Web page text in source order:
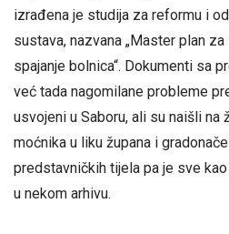
izrađena je studija za reformu i
sustava, nazvana „Master plan
spajanje bolnica“. Dokumenti sa
već tada nagomilane probleme
usvojeni u Saboru, ali su naišli
moćnika u liku župana i
predstavničkih tijela pa je sve
u nekom arhivu.